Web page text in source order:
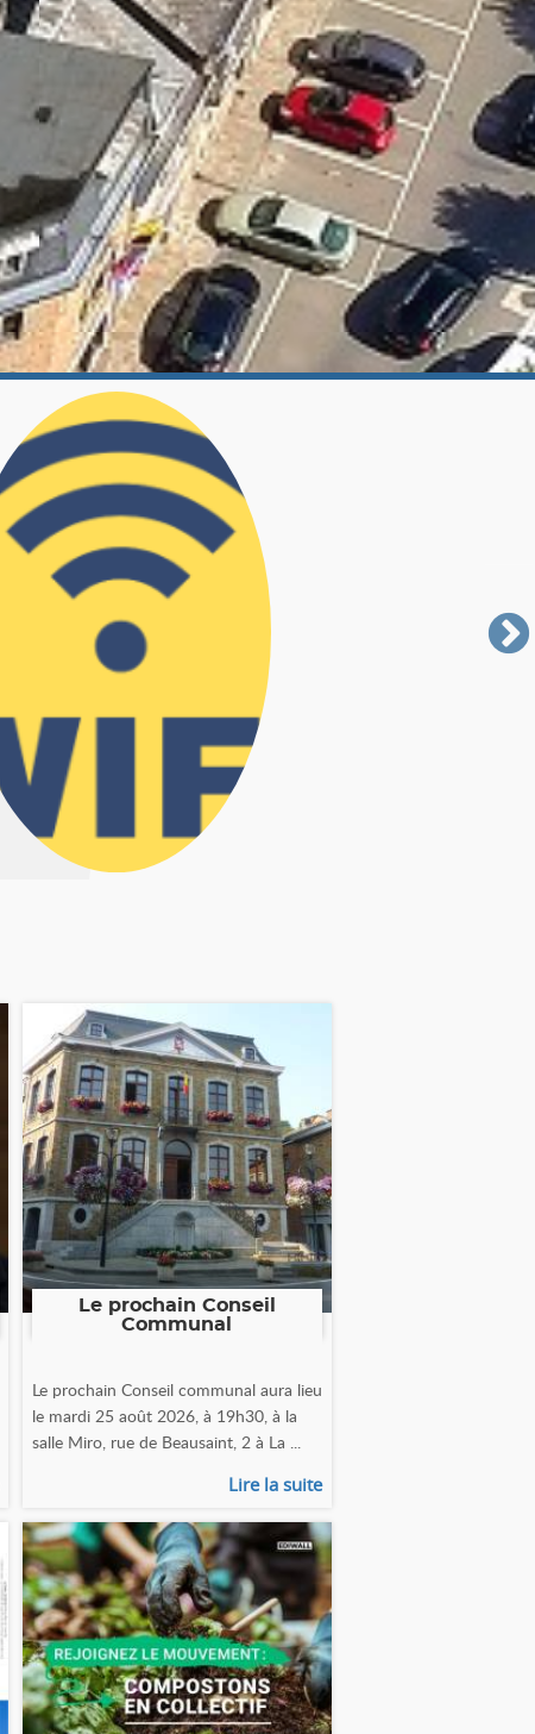
Le prochain Conseil
Communal
Le prochain Conseil communal aura lieu
le mardi 25 août 2026, à 19h30, à la
salle Miro, rue de Beausaint, 2 à La ...
Lire la suite